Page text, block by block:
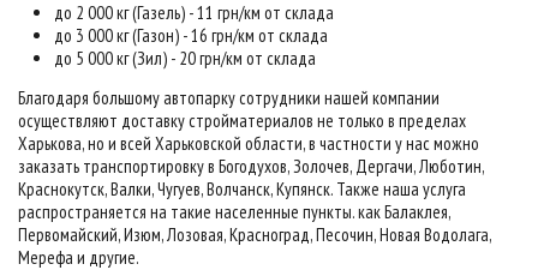
до 2 000 кг (Газель) - 11 грн/км от склада
до 3 000 кг (Газон) - 16 грн/км от склада
до 5 000 кг (Зил) - 20 грн/км от склада
Благодаря большому автопарку сотрудники нашей компании
осуществляют доставку стройматериалов не только в пределах
Харькова, но и всей Харьковской области, в частности у нас можно
заказать транспортировку в Богодухов, Золочев, Дергачи, Люботин,
Краснокутск, Валки, Чугуев, Волчанск, Купянск. Также наша услуга
распространяется на такие населенные пункты. как Балаклея,
Первомайский, Изюм, Лозовая, Красноград, Песочин, Новая Водолага,
Мерефа и другие.